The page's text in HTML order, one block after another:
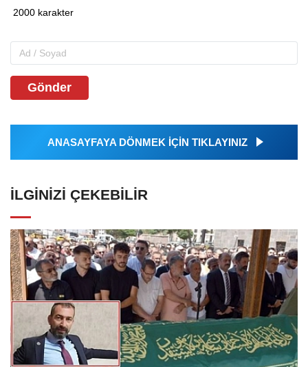
Gönder
ANASAYFAYA DÖNMEK İÇİN TIKLAYINIZ
İLGINIZI ÇEKEBILIR